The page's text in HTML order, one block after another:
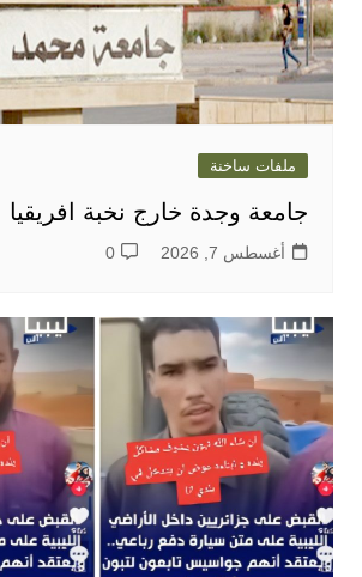
ملفات ساخنة
جامعة وجدة خارج نخبة افريقيا
أغسطس 7, 2026 0